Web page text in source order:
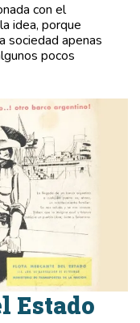
con el
idea, porque
sociedad apenas
pocos
Estado